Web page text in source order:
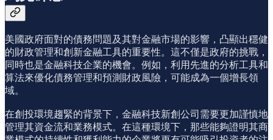
美國政府面對的債務問題及其對金融市場的影響，凸顯出穩健
的財政管理和創新金融工具的重要性。這不僅是政府的挑戰，
同時也是金融科技企業的機會。例如，利用先進的分析工具和
算法來優化債務管理和預測財政風險，可能成為一個增長領
域。
在創投環境趨緊的背景下，金融科技新創公司需要更加謹慎地
管理其資金流和業務模式。在這種環境下，那些能夠證明其商